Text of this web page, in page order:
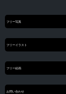
フリー写真
フリーイラスト
フリー絵画
お問い合わせ